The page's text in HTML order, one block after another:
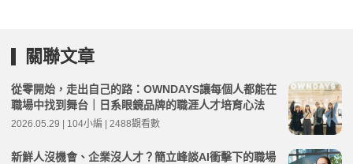
關聯文章
從零開始，走出自己的路：OWNDAYS讓每個人都能在
職場中找到舞台｜日系眼鏡品牌的職涯人才培育心法
2026.05.29 | 104小編 | 2488觀看數
新鮮人沒機會、企業沒人才？簡立峰談AI衝擊下的職場